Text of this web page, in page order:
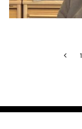
PAGINATION
1